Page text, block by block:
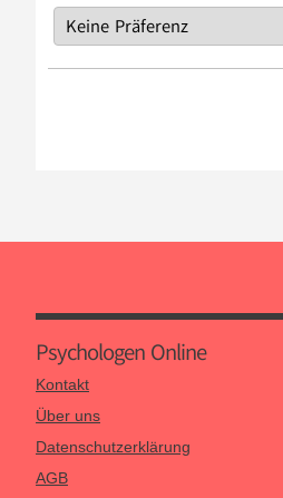
Psychologen Online
Kontakt
Über uns
Datenschutzerklärung
AGB